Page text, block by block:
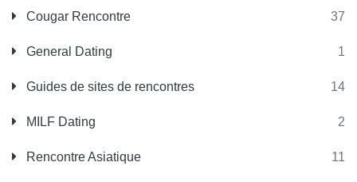
Cougar Rencontre 37
General Dating 1
Guides de sites de rencontres 14
MILF Dating 2
Rencontre Asiatique 11